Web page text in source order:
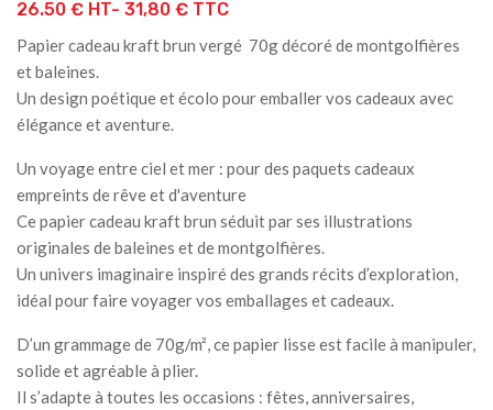
26.50 € HT- 31,80 € TTC
Papier cadeau kraft brun vergé 70g décoré de montgolfières
et baleines.
Un design poétique et écolo pour emballer vos cadeaux avec
élégance et aventure.
Un voyage entre ciel et mer : pour des paquets cadeaux
empreints de rêve et d'aventure
Ce papier cadeau kraft brun séduit par ses illustrations
originales de baleines et de montgolfières.
Un univers imaginaire inspiré des grands récits d’exploration,
idéal pour faire voyager vos emballages et cadeaux.
D’un grammage de 70g/m², ce papier lisse est facile à manipuler,
solide et agréable à plier.
Il s’adapte à toutes les occasions : fêtes, anniversaires,